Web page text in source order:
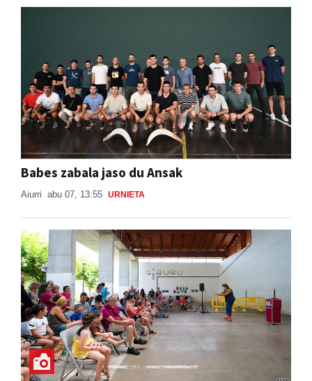
Babes zabala jaso du Ansak
Potx magoak girotu du goiza